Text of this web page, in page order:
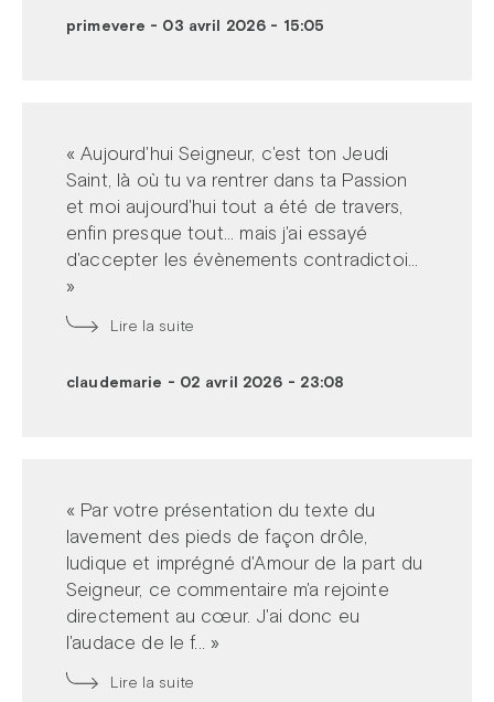
primevere - 03 avril 2026 - 15:05
« Aujourd'hui Seigneur, c'est ton Jeudi
Saint, là où tu va rentrer dans ta Passion
et moi aujourd'hui tout a été de travers,
enfin presque tout... mais j'ai essayé
d'accepter les évènements contradictoi...
»
Lire la suite
claudemarie - 02 avril 2026 - 23:08
« Par votre présentation du texte du
lavement des pieds de façon drôle,
ludique et imprégné d'Amour de la part du
Seigneur, ce commentaire m'a rejointe
directement au cœur. J'ai donc eu
l'audace de le f... »
Lire la suite